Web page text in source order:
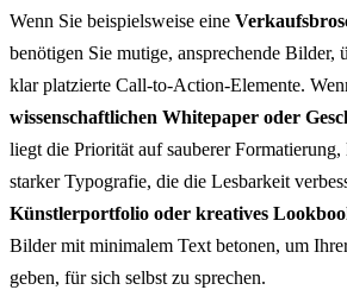
Wenn Sie beispielsweise eine
benötigen Sie mutige, ansprechende Bilder,
klar platzierte Call-to-Action-Elemente.
wissenschaftlichen Whitepaper oder
liegt die Priorität auf sauberer
starker Typografie, die die Lesbarkeit
Künstlerportfolio oder kreatives
Bilder mit minimalem Text betonen, um
geben, für sich selbst zu sprechen.